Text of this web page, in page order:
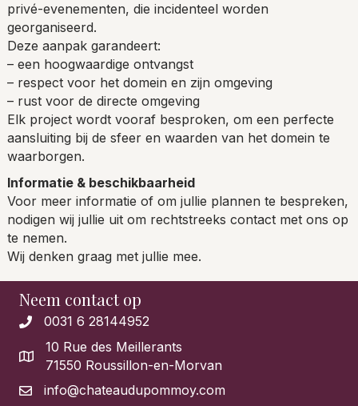
privé-evenementen, die incidenteel worden
georganiseerd.
Deze aanpak garandeert:
– een hoogwaardige ontvangst
– respect voor het domein en zijn omgeving
– rust voor de directe omgeving
Elk project wordt vooraf besproken, om een perfecte
aansluiting bij de sfeer en waarden van het domein te
waarborgen.
Informatie & beschikbaarheid
Voor meer informatie of om jullie plannen te bespreken,
nodigen wij jullie uit om rechtstreeks contact met ons op
te nemen.
Wij denken graag met jullie mee.
Neem contact op
0031 6 28144952
10 Rue des Meillerants
71550 Roussillon-en-Morvan
info@chateaudupommoy.com